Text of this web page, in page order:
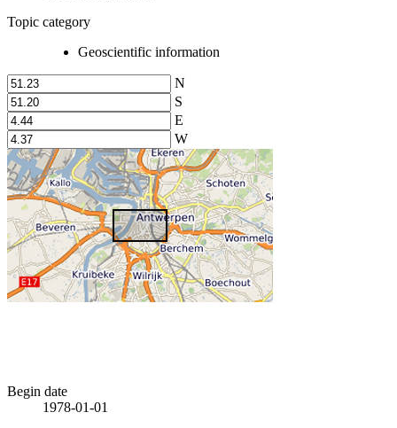
Topic category
Geoscientific information
N
S
E
W
Begin date
1978-01-01